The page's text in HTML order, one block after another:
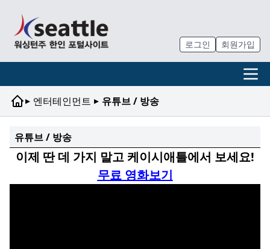
로그인 회원가입
▸ 엔터테인먼트 ▸ 유튜브 / 방송
유튜브 / 방송
이제 딴 데 가지 말고 케이시애틀에서 보세요!
무료 영화보기